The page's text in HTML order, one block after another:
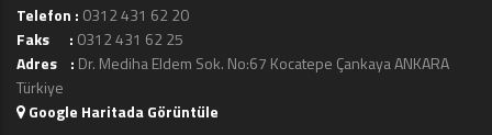
Telefon : 0312 431 62 20
Faks : 0312 431 62 25
Adres : Dr. Mediha Eldem Sok. No:67 Kocatepe Çankaya ANKARA
Türkiye
Google Haritada Görüntüle